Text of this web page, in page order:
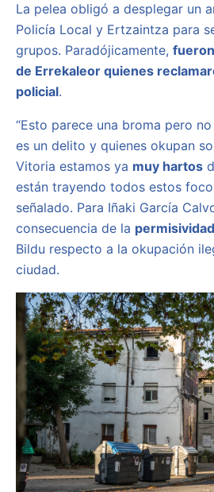
La pelea obligó a desplegar un
Policía Local y Ertzaintza para
grupos. Paradójicamente,
de Errekaleor quienes
policial.
“Esto parece una broma pero
es un delito y quienes okupan
Vitoria estamos ya muy hartos
están trayendo todos estos
señalado. Para Iñaki García
consecuencia de la permisividad
Bildu respecto a la okupación
ciudad.